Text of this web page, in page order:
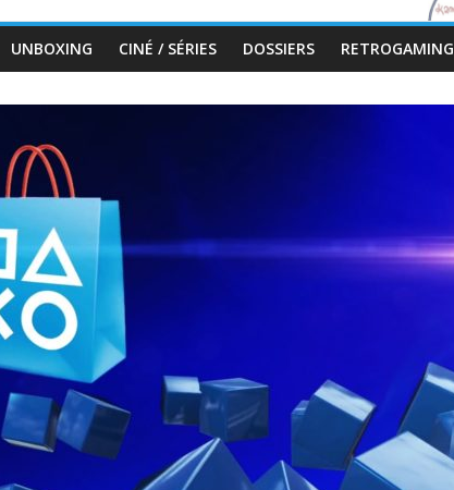
UNBOXING CINÉ / SÉRIES DOSSIERS RETROGAMING